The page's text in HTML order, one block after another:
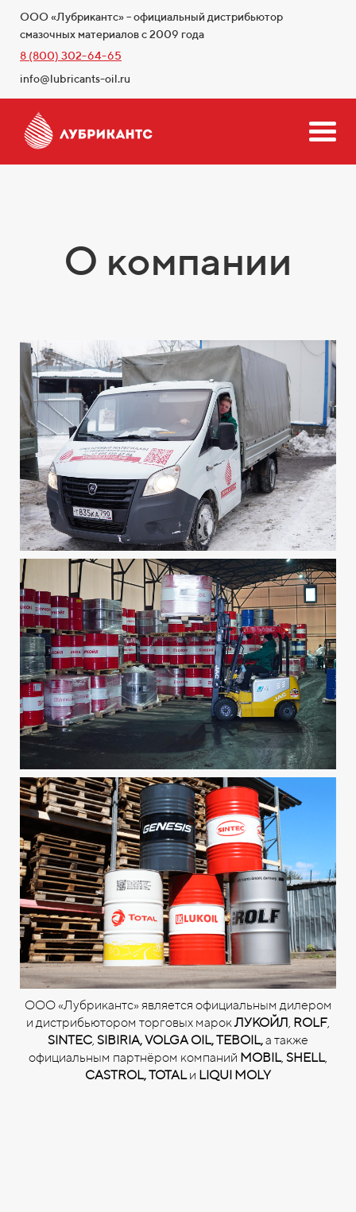
ООО «Лубрикантс» – официальный дистрибьютор
смазочных материалов с 2009 года
8 (800) 302-64-65
info@lubricants-oil.ru
О компании
ООО «Лубрикантс» является официальным дилером
и дистрибьютором торговых марок ЛУКОЙЛ ROLF
SINTEC SIBIRIA,VOLGA OIL, TEBOIL,а также
официальным партнёром компаний MOBIL, SHELL,
CASTROL,TOTALи LIQUI MOLY